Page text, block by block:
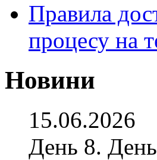
Правила
процесу на
Новини
15.06.2026
День 8.